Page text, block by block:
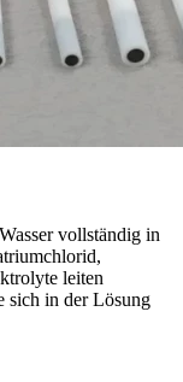
vollständig in
leiten
sich in der Lösung